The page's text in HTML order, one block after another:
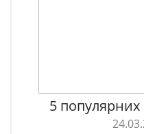
5 популярних